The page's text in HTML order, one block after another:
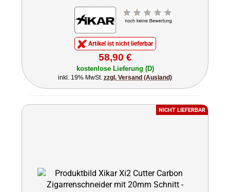
Artikel ist nicht lieferbar
58,90 €
kostenlose Lieferung (D)
inkl. 19% MwSt. zzgl. Versand (Ausland)
NICHT LIEFERBAR